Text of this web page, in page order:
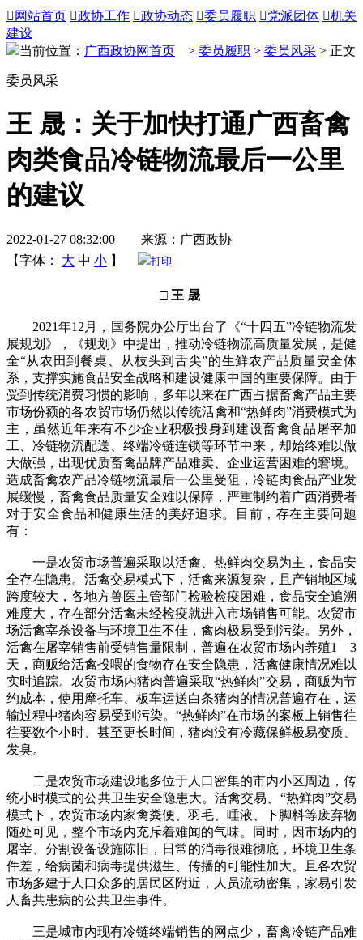
 网站首页 政协工作 政协动态 委员履职 党派团体 机关
建设
当前位置： 广西政协网首页 > 委员履职 > 委员风采 > 正文
委员风采
王 晟：关于加快打通广西畜禽
肉类食品冷链物流最后一公里
的建议
2022-01-27 08:32:00 来源：广西政协
【字体：
大 中 小 】 打印
□ 王 晟
2021年12月，国务院办公厅出台了《“十四五”冷链物流发
展规划》，《规划》中提出，推动冷链物流高质量发展，是健
全“从农田到餐桌、从枝头到舌尖”的生鲜农产品质量安全体
系，支撑实施食品安全战略和建设健康中国的重要保障。由于
受到传统消费习惯的影响，多年以来在广西占据畜禽产品主要
市场份额的各农贸市场仍然以传统活禽和“热鲜肉”消费模式为
主，虽然近年来有不少企业积极投身到建设畜禽食品屠宰加
工、冷链物流配送、终端冷链连锁等环节中来，却始终难以做
大做强，出现优质畜禽品牌产品难卖、企业运营困难的窘境。
造成畜禽农产品冷链物流最后一公里受阻，冷链肉食品产业发
展缓慢，畜禽食品质量安全难以保障，严重制约着广西消费者
对于安全食品和健康生活的美好追求。目前，存在主要问题
有：
一是农贸市场普遍采取以活禽、热鲜肉交易为主，食品安
全存在隐患。活禽交易模式下，活禽来源复杂，且产销地区域
跨度较大，各地方兽医主管部门检验检疫困难，食品安全追溯
难度大，存在部分活禽未经检疫就进入市场销售可能。农贸市
场活禽宰杀设备与环境卫生不佳，禽肉极易受到污染。另外，
活禽在屠宰销售前受销售量限制，普遍在农贸市场内养殖1—3
天，商贩给活禽投喂的食物存在安全隐患，活禽健康情况难以
实时追踪。农贸市场内猪肉普遍采取“热鲜肉”交易，商贩为节
约成本，使用摩托车、板车运送白条猪肉的情况普遍存在，运
输过程中猪肉容易受到污染。“热鲜肉”在市场的案板上销售往
往要数个小时、甚至更长时间，猪肉没有冷藏保鲜极易变质、
发臭。
二是农贸市场建设地多位于人口密集的市内小区周边，传
统小时模式的公共卫生安全隐患大。活禽交易、“热鲜肉”交易
模式下，农贸市场内家禽粪便、羽毛、唾液、下脚料等废弃物
随处可见，整个市场内充斥着难闻的气味。同时，因市场内的
屠宰、分割设备设施陈旧，日常的消毒很难彻底，环境卫生条
件差，给病菌和病毒提供滋生、传播的可能性加大。且各农贸
市场多建于人口众多的居民区附近，人员流动密集，家易引发
人畜共患病的公共卫生事件。
三是城市内现有冷链终端销售的网点少，畜禽冷链产品难